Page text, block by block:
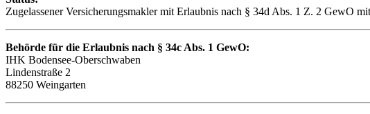
Zugelassener Versicherungsmakler mit Erlaubnis nach § 34d Abs. 1 Z. 2 GewO
Behörde für die Erlaubnis nach § 34c Abs. 1 GewO:
IHK Bodensee-Oberschwaben
Lindenstraße 2
88250 Weingarten